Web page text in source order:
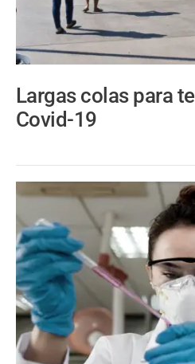
Largas colas para
Covid-19